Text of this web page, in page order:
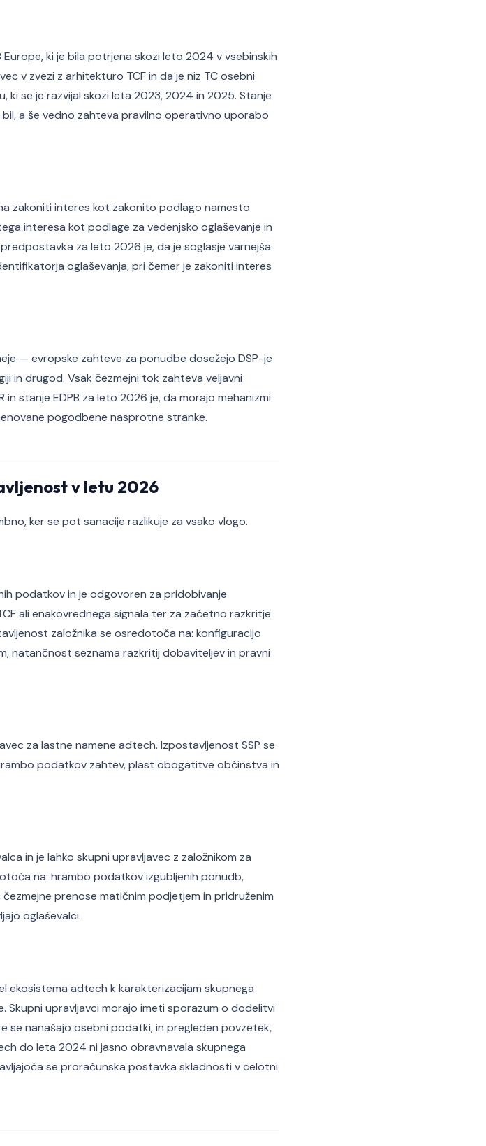
ki je bila potrjena skozi leto 2024 v vsebinskih
v zvezi z arhitekturo TCF in da je niz TC osebni
ki se je razvijal skozi leta 2023, 2024 in 2025. Stanje
a še vedno zahteva pravilno operativno uporabo
zakoniti interes kot zakonito podlago namesto
interesa kot podlage za vedenjsko oglaševanje in
za leto 2026 je, da je soglasje varnejša
oglaševanja, pri čemer je zakoniti interes
— evropske zahteve za ponudbe dosežejo DSP-je
in drugod. Vsak čezmejni tok zahteva veljavni
in stanje EDPB za leto 2026 je, da morajo mehanizmi
pogodbene nasprotne stranke.
v letu 2026
ker se pot sanacije razlikuje za vsako vlogo.
podatkov in je odgovoren za pridobivanje
ali enakovrednega signala ter za začetno razkritje
založnika se osredotoča na: konfiguracijo
natančnost seznama razkritij dobaviteljev in pravni
za lastne namene adtech. Izpostavljenost SSP se
podatkov zahtev, plast obogatitve občinstva in
in je lahko skupni upravljavec z založnikom za
na: hrambo podatkov izgubljenih ponudb,
prenose matičnim podjetjem in pridruženim
oglaševalci.
adtech k karakterizacijam skupnega
Skupni upravljavci morajo imeti sporazum o dodelitvi
se nanašajo osebni podatki, in pregleden povzetek,
do leta 2024 ni jasno obravnavala skupnega
se proračunska postavka skladnosti v celotni